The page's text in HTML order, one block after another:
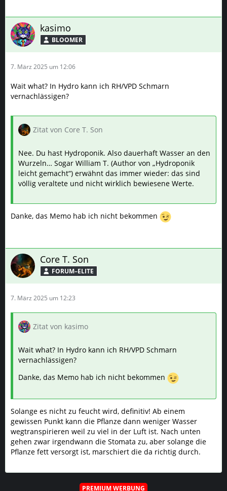
kasimo
BLOOMER
7. März 2025 um 12:06
Wait what? In Hydro kann ich RH/VPD Schmarn
vernachlässigen?
Zitat von Core T. Son
Nee. Du hast Hydroponik. Also dauerhaft Wasser an den
Wurzeln… Sogar William T. (Author von „Hydroponik
leicht gemacht“) erwähnt das immer wieder: das sind
völlig veraltete und nicht wirklich bewiesene Werte.
Danke, das Memo hab ich nicht bekommen
Core T. Son
FORUM–ELITE
7. März 2025 um 12:23
Zitat von kasimo
Wait what? In Hydro kann ich RH/VPD Schmarn
vernachlässigen?
Danke, das Memo hab ich nicht bekommen
Solange es nicht zu feucht wird, definitiv! Ab einem
gewissen Punkt kann die Pflanze dann weniger Wasser
wegtranspirieren weil zu viel in der Luft ist. Nach unten
gehen zwar irgendwann die Stomata zu, aber solange die
Pflanze fett versorgt ist, marschiert die da richtig durch.
PREMIUM WERBUNG